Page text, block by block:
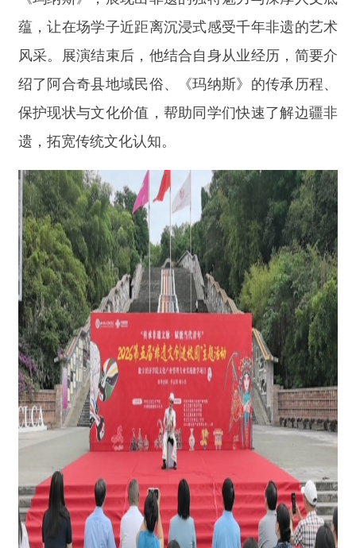
图为：托合那力 ·吐逊那力演唱《玛纳斯》现场
精彩的体验激发了同学们的传承热情，大家积
极互动、踊跃交流，表达学习非遗技艺、传承传统
文化的意愿。活动现场还举行了授奖仪式，托合那
力·吐逊那力被授予“非遗校园传承大使”称号。